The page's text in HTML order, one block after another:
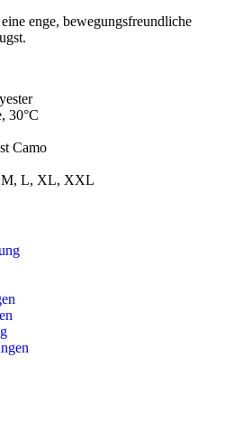
enge, bewegungsfreundliche
30°C
Camo
M, L, XL, XXL